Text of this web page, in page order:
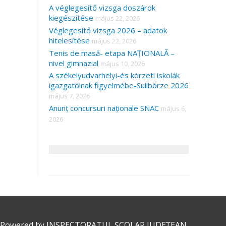
A véglegesítő vizsga doszárok
kiegészítése május 22, 2026
Véglegesítő vizsga 2026 – adatok
hitelesítése május 22, 2026
Tenis de masă- etapa NAȚIONALĂ –
nivel gimnazial május 10, 2026
A székelyudvarhelyi-és körzeti iskolák
igazgatóinak figyelmébe-Sulibörze 2026
május 7, 2026
Anunț concursuri naționale SNAC május 6,
2026